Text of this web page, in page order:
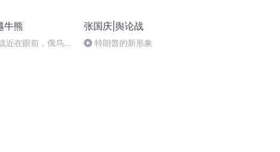
牛熊
近在眼前，俄乌冲
张国庆|舆论战
特朗普的新形象